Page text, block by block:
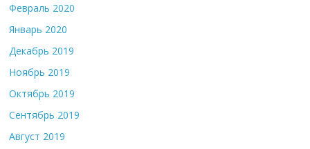
Февраль 2020
Январь 2020
Декабрь 2019
Ноябрь 2019
Октябрь 2019
Сентябрь 2019
Август 2019